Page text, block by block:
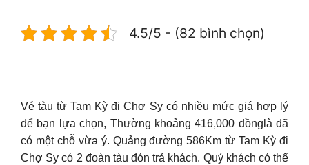
4.5/5 - (82 bình chọn)
Vé tàu từ Tam Kỳ đi Chợ Sy có nhiều mức giá hợp lý
để bạn lựa chọn, Thường khoảng 416,000 đồnglà đã
có một chỗ vừa ý. Quảng đường 586Km từ Tam Kỳ đi
Chợ Sy có 2 đoàn tàu đón trả khách. Quý khách có thể